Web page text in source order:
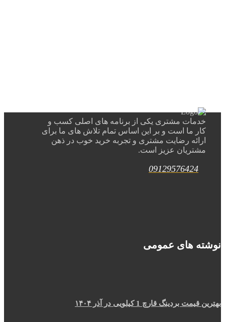
خدمات مشتری یکی از برنامه های اصلی کسب و
کار ما است و بر این اساس تمام تلاش های ما برای
ارائه رضایت مشتری و تجربه خرید خوب در ذهن
مشتریان عزیز است.
09129576424
نوشته های عمومی
بهترین قیمت بردینگ قارچ 1 کیلویی در آذر ۱۴۰۴